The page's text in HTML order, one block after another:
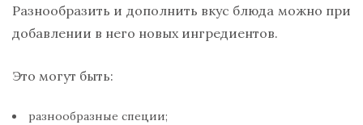
Разнообразить и дополнить вкус блюда можно при
добавлении в него новых ингредиентов.
Это могут быть:
разнообразные специи;